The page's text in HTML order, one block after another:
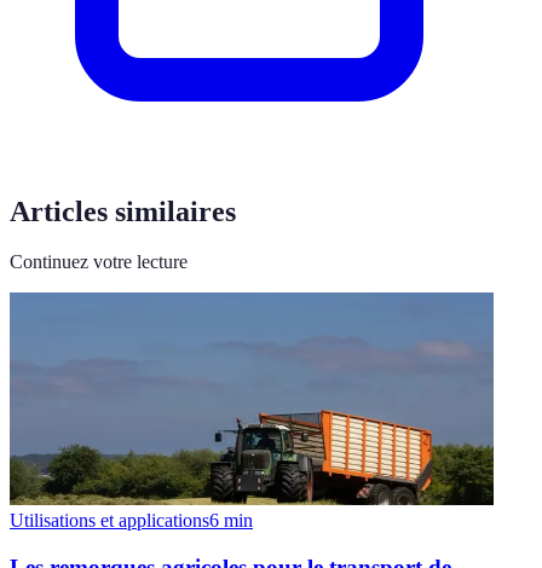
Articles similaires
Continuez votre lecture
Utilisations et applications6 min